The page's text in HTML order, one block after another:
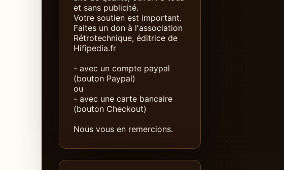
et sans publicité.
Votre soutien est important.
Faites un don à l'association
Rétrotechnique, éditrice de
Hifipedia.fr
- avec un compte paypal
(bouton Paypal)
ou
- avec une carte bancaire
(bouton Checkout)
Nous vous en remercions.